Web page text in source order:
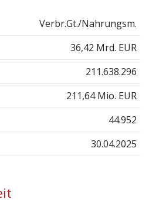
Verbr.Gt./Nahrungsm.
36,42 Mrd. EUR
211.638.296
211,64 Mio. EUR
44.952
30.04.2025